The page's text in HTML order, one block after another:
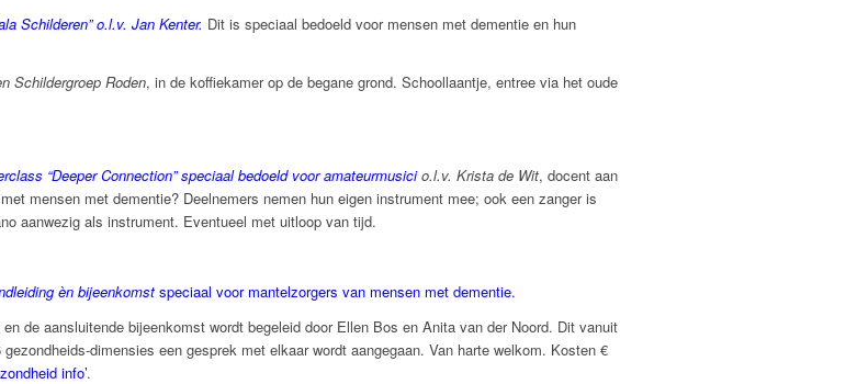
Schilderen” o.l.v. Jan Kenter. Dit is speciaal bedoeld voor mensen met dementie en hun
Schildergroep Roden, in de koffiekamer op de begane grond. Schoollaantje, entree via het oude
“Deeper Connection” speciaal bedoeld voor amateurmusicio.l.v. Krista de Wit, docent aan
mensen met dementie? Deelnemers nemen hun eigen instrument mee; ook een zanger is
aanwezig als instrument. Eventueel met uitloop van tijd.
èn bijeenkomst speciaal voor mantelzorgers van mensen met dementie.
de aansluitende bijeenkomst wordt begeleid door Ellen Bos en Anita van der Noord. Dit vanuit
dimensies een gesprek met elkaar wordt aangegaan. Van harte welkom. Kosten €
info’.